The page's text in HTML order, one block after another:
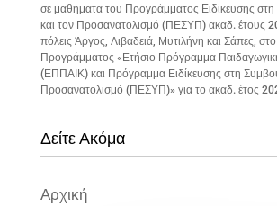
σε μαθήματα του Προγράμματος Ειδίκευσης στη
και τον Προσανατολισμό (ΠΕΣΥΠ) ακαδ. έτους
πόλεις Άργος, Λιβαδειά, Μυτιλήνη και Σάπες,
Προγράμματος «Ετήσιο Πρόγραμμα
(ΕΠΠΑΙΚ) και Πρόγραμμα Ειδίκευσης στη
Προσανατολισμό (ΠΕΣΥΠ)» για το ακαδ. έτος
Δείτε Ακόμα
Αρχική